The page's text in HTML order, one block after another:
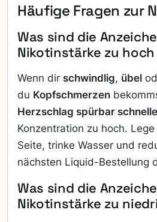
Häufige Fragen zur
Was sind die
Nikotinstärke zu
Wenn dir schwindlig, übel
du Kopfschmerzen
Herzschlag spürbar
Konzentration zu hoch.
Seite, trinke Wasser und
nächsten Liquid-Bestellung
Was sind die
Nikotinstärke zu